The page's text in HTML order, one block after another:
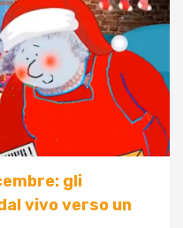
gli
vivo verso un